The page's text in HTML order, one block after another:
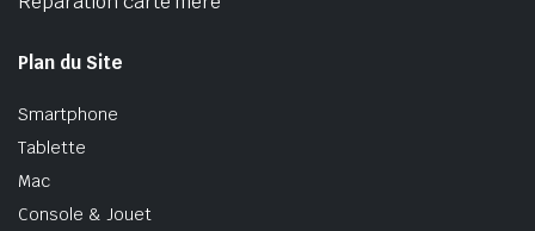
Plan du Site
Smartphone
Tablette
Mac
Console & Jouet